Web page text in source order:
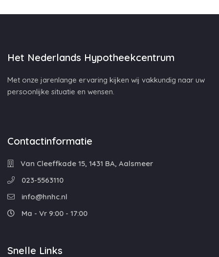
Het Nederlands Hypotheekcentrum
Met onze jarenlange ervaring kijken wij vakkundig naar uw
persoonlijke situatie en wensen.
Contactinformatie
Van Cleeffkade 15, 1431 BA, Aalsmeer
023-5563110
info@hnhc.nl
Ma - Vr 9:00 - 17:00
Snelle Links